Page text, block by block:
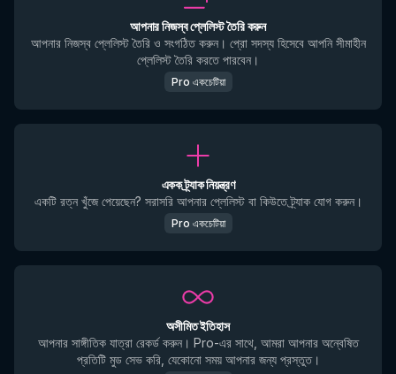
আপনার নিজস্ব প্লেলিস্ট তৈরি করুন
আপনার নিজস্ব প্লেলিস্ট তৈরি ও সংগঠিত করুন। প্রো সদস্য হিসেবে আপনি সীমাহীন
প্লেলিস্ট তৈরি করতে পারবেন।
Pro একচেটিয়া
একক ট্র্যাক নিয়ন্ত্রণ
একটি রত্ন খুঁজে পেয়েছেন? সরাসরি আপনার প্লেলিস্ট বা কিউতে ট্র্যাক যোগ করুন।
Pro একচেটিয়া
অসীমিত ইতিহাস
আপনার সাঙ্গীতিক যাত্রা রেকর্ড করুন। Pro-এর সাথে, আমরা আপনার অন্বেষিত
প্রতিটি মুড সেভ করি, যেকোনো সময় আপনার জন্য প্রস্তুত।